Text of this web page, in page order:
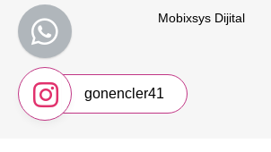
Mobixsys Dijital
gonencler41